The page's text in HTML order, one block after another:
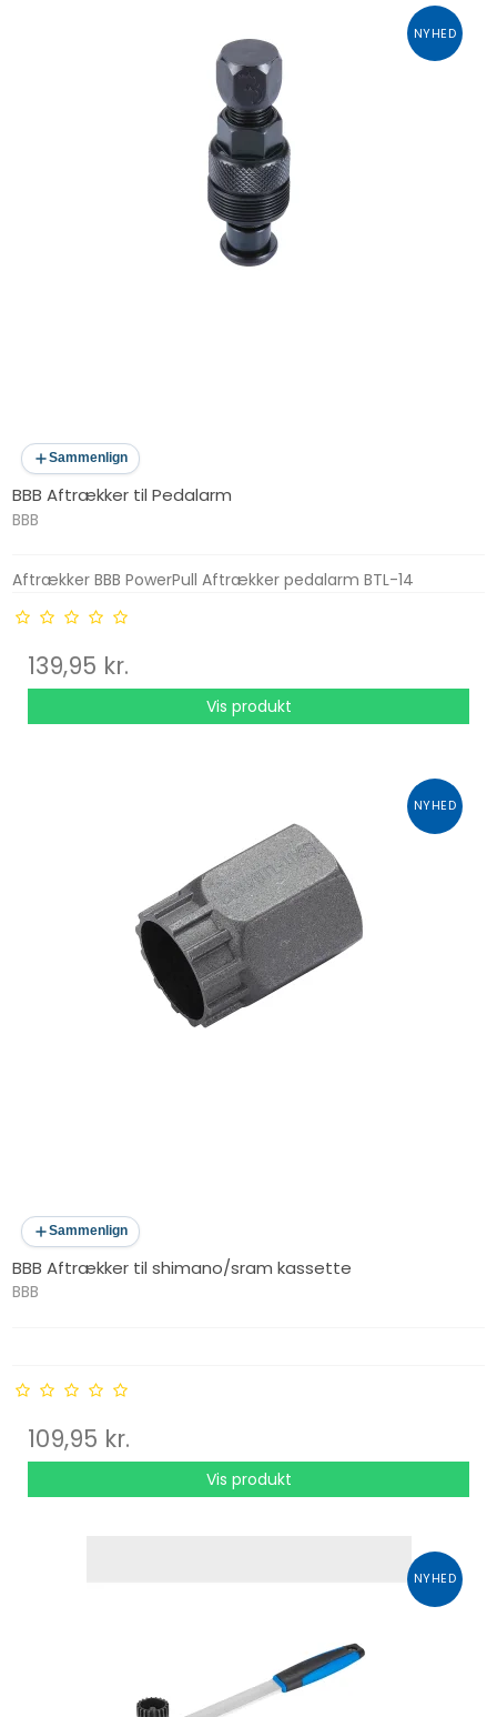
NYHED
Sammenlign
BBB Aftrækker til Pedalarm
BBB
Aftrækker BBB PowerPull Aftrækker pedalarm BTL-14
139,95 kr.
Vis produkt
NYHED
Sammenlign
BBB Aftrækker til shimano/sram kassette
BBB
109,95 kr.
Vis produkt
NYHED